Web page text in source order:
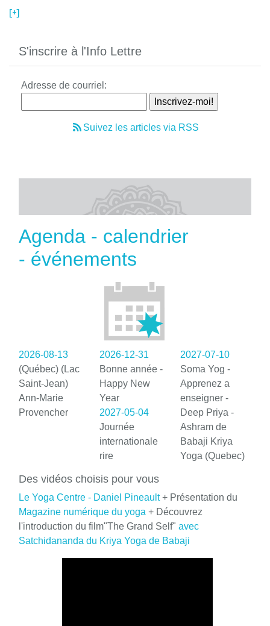
[+]
S'inscrire à l'Info Lettre
Adresse de courriel:
Suivez les articles via RSS
Agenda - calendrier
- événements
2026-08-13
(Québec) (Lac
Saint-Jean)
Ann-Marie
Provencher
2026-12-31
Bonne année -
Happy New
Year
2027-05-04
Journée
internationale
rire
2027-07-10
Soma Yog -
Apprenez a
enseigner -
Deep Priya -
Ashram de
Babaji Kriya
Yoga (Quebec)
Des vidéos choisis pour vous
Le Yoga Centre - Daniel Pineault+ Présentation du
Magazine numérique du yoga + Découvrez
l'introduction du film"The Grand Self" avec
Satchidananda du Kriya Yoga de Babaji